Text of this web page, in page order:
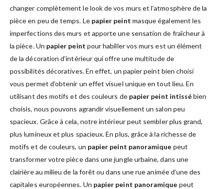
changer complètement le look de vos murs et l’atmosphère de la
pièce en peu de temps. Le papier peint masque également les
imperfections des murs et apporte une sensation de fraîcheur à
la pièce. Un papier peint pour habiller vos murs est un élément
de la décoration d’intérieur qui offre une multitude de
possibilités décoratives. En effet, un papier peint bien choisi
vous permet d’obtenir un effet visuel unique en tout lieu. En
utilisant des motifs et des couleurs de papier peint intissébien
choisis, nous pouvons agrandir visuellement un salon peu
spacieux. Grâce à cela, notre intérieur peut sembler plus grand,
plus lumineux et plus spacieux. En plus, grâce à la richesse de
motifs et de couleurs, un papier peint panoramique peut
transformer votre pièce dans une jungle urbaine, dans une
clairière au milieu de la forêt ou dans une rue animée d’une des
capitales européennes. Un papier peint panoramique peut